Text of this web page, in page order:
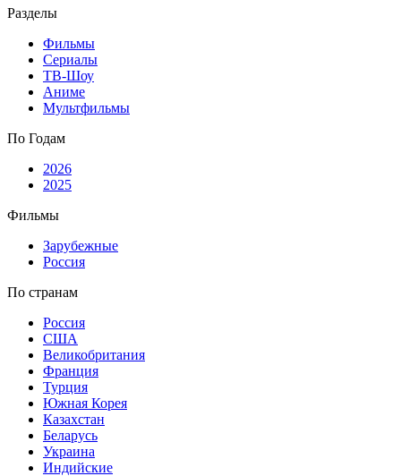
Разделы
Фильмы
Сериалы
ТВ-Шоу
Аниме
Мультфильмы
По Годам
2026
2025
Фильмы
Зарубежные
Россия
По странам
Россия
США
Великобритания
Франция
Турция
Южная Корея
Казахстан
Беларусь
Украина
Индийские